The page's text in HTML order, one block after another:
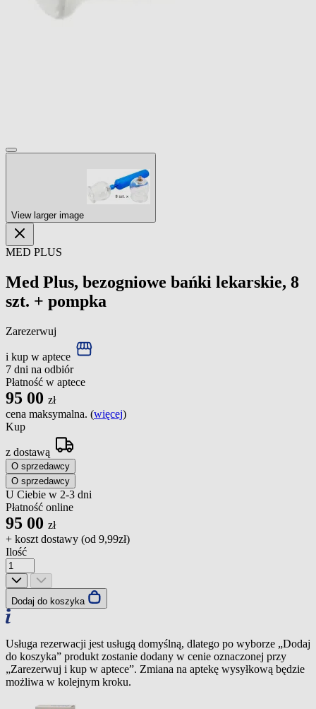
View larger image
MED PLUS
Med Plus, bezogniowe bańki lekarskie, 8
szt. + pompka
Zarezerwuj
i kup w aptece
7 dni na odbiór
Płatność w aptece
95 00 zł
cena maksymalna. (więcej)
Kup
z dostawą
O sprzedawcy
O sprzedawcy
U Ciebie w 2-3 dni
Płatność online
95 00 zł
+ koszt dostawy (od 9,99zł)
Ilość
Dodaj do koszyka
Usługa rezerwacji jest usługą domyślną, dlatego po wyborze „Dodaj
do koszyka” produkt zostanie dodany w cenie oznaczonej przy
„Zarezerwuj i kup w aptece”. Zmiana na aptekę wysyłkową będzie
możliwa w kolejnym kroku.